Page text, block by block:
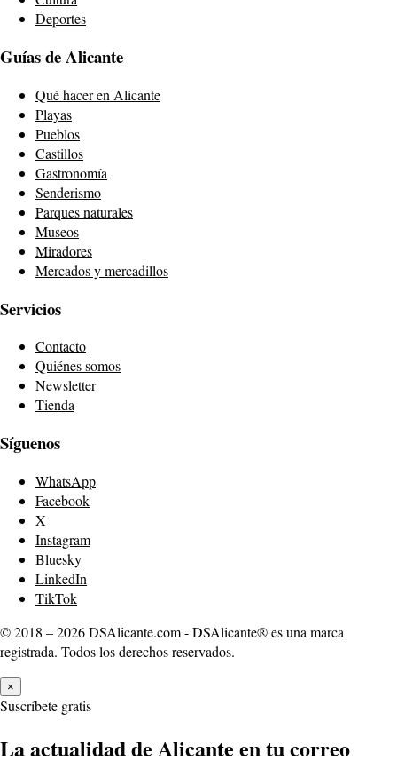
Deportes
Guías de Alicante
Qué hacer en Alicante
Playas
Pueblos
Castillos
Gastronomía
Senderismo
Parques naturales
Museos
Miradores
Mercados y mercadillos
Servicios
Contacto
Quiénes somos
Newsletter
Tienda
Síguenos
WhatsApp
Facebook
X
Instagram
Bluesky
LinkedIn
TikTok
© 2018 – 2026 DSAlicante.com - DSAlicante® es una marca
registrada. Todos los derechos reservados.
×
Suscríbete gratis
La actualidad de Alicante en tu correo